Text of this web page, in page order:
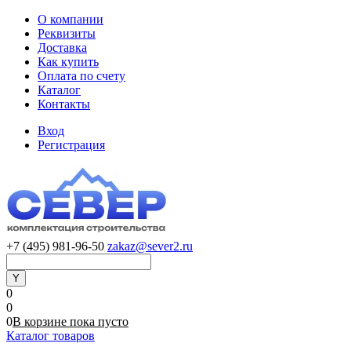
О компании
Реквизиты
Доставка
Как купить
Оплата по счету
Каталог
Контакты
Вход
Регистрация
+7 (495) 981-96-50 zakaz@sever2.ru
0
0
0В корзине пока пусто
Каталог товаров